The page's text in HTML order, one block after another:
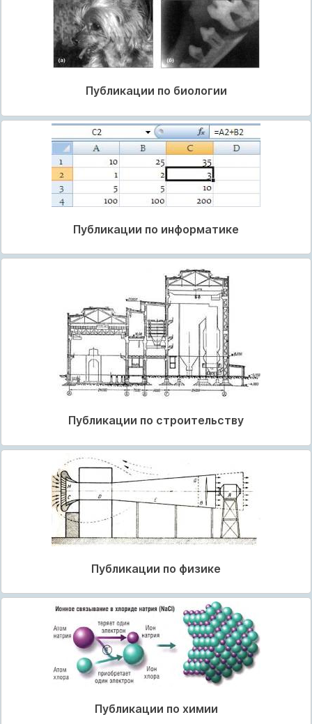
Публикации по биологии
Публикации по информатике
Публикации по строительству
Публикации по физике
Публикации по химии